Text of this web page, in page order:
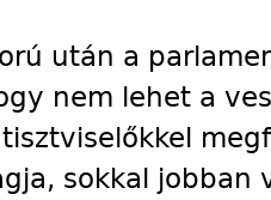
után a
nem lehet a
sokkal jobban